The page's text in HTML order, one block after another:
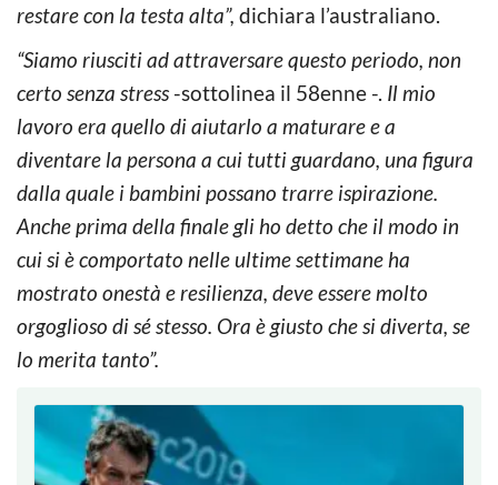
restare con la testa alta”, dichiara l’australiano.
“Siamo riusciti ad attraversare questo periodo, non
certo senza stress -sottolinea il 58enne -. Il mio
lavoro era quello di aiutarlo a maturare e a
diventare la persona a cui tutti guardano, una figura
dalla quale i bambini possano trarre ispirazione.
Anche prima della finale gli ho detto che il modo in
cui si è comportato nelle ultime settimane ha
mostrato onestà e resilienza, deve essere molto
orgoglioso di sé stesso. Ora è giusto che si diverta, se
lo merita tanto”.